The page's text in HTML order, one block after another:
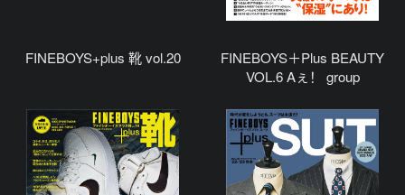
FINEBOYS+plus 靴 vol.20
FINEBOYS＋Plus BEAUTY
VOL.6 Aぇ！ group